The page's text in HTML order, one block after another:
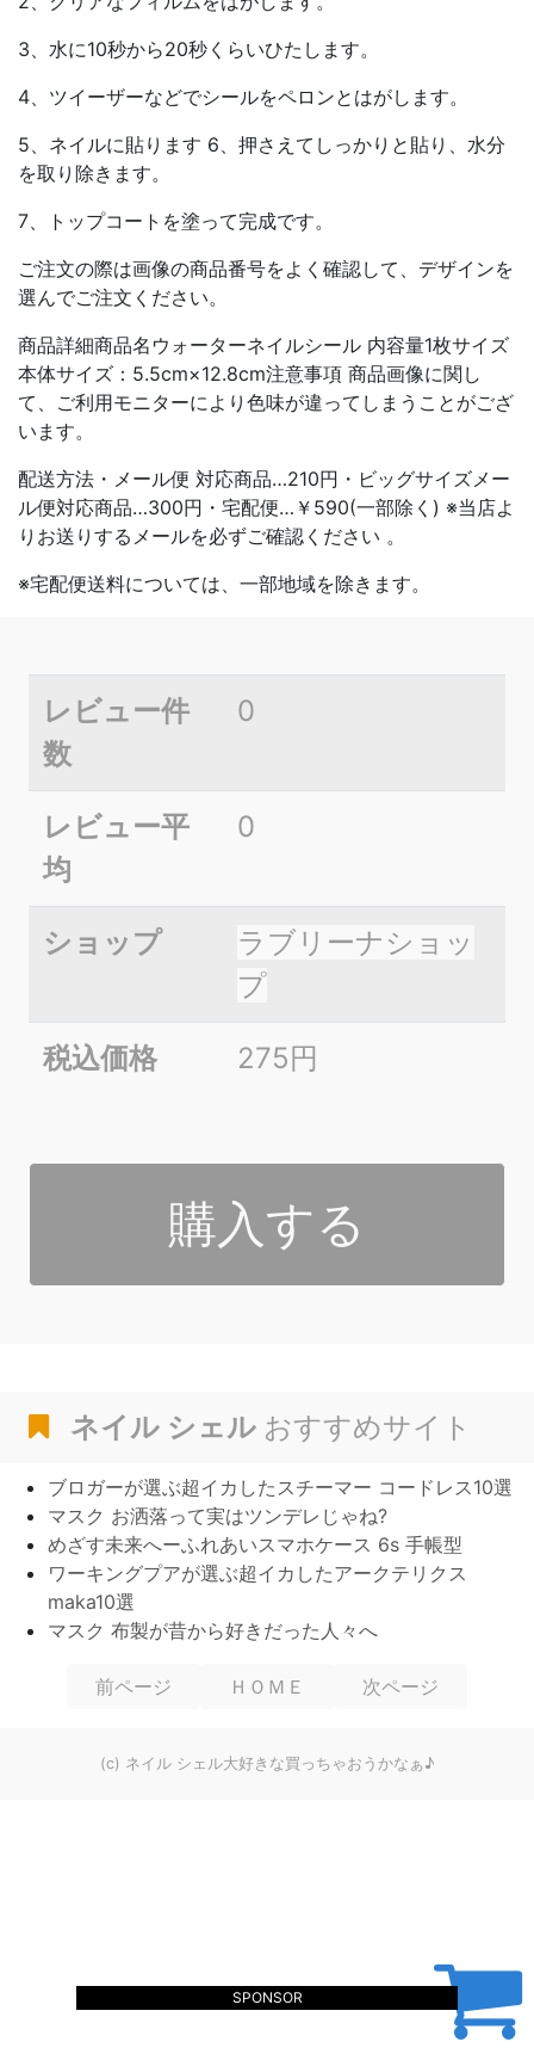
3、水に10秒から20秒くらいひたします。
4、ツイーザーなどでシールをペロンとはがします。
5、ネイルに貼ります 6、押さえてしっかりと貼り、水分
を取り除きます。
7、トップコートを塗って完成です。
ご注文の際は画像の商品番号をよく確認して、デザインを
選んでご注文ください。
商品詳細商品名ウォーターネイルシール 内容量1枚サイズ
本体サイズ：5.5cm×12.8cm注意事項 商品画像に関し
て、ご利用モニターにより色味が違ってしまうことがござ
います。
配送方法・メール便 対応商品…210円・ビッグサイズメー
ル便対応商品…300円・宅配便…￥590(一部除く) ※当店よ
りお送りするメールを必ずご確認ください 。
※宅配便送料については、一部地域を除きます。
レビュー件
数
0
レビュー平
均
0
ショップ
ラブリーナショッ
プ
税込価格 275円
購入する
ネイル シェル おすすめサイト
ブロガーが選ぶ超イカしたスチーマー コードレス10選
マスク お洒落って実はツンデレじゃね?
めざす未来へーふれあいスマホケース 6s 手帳型
ワーキングプアが選ぶ超イカしたアークテリクス
maka10選
マスク 布製が昔から好きだった人々へ
前ページ ＨＯＭＥ 次ページ
(c) ネイル シェル大好きな買っちゃおうかなぁ♪
SPONSOR